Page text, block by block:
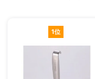
1位